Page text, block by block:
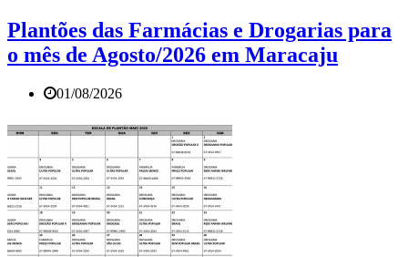
Plantões das Farmácias e Drogarias para
o mês de Agosto/2026 em Maracaju
01/08/2026